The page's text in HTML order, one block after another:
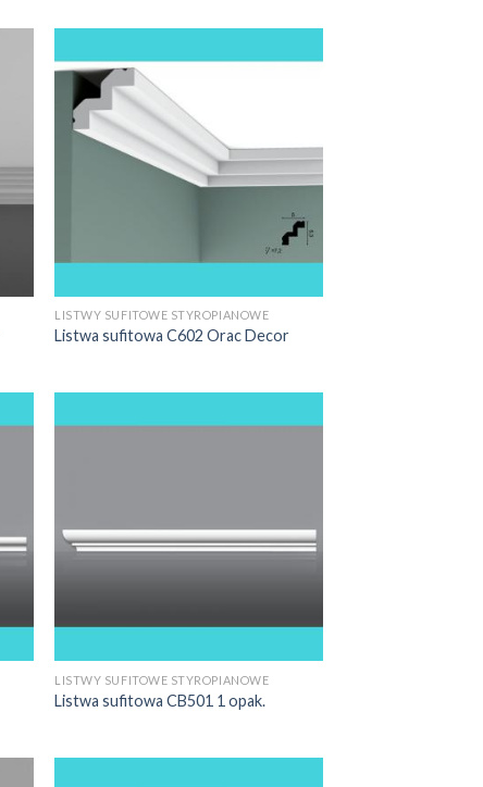
LISTWY SUFITOWE STYROPIANOWE
Listwa sufitowa C602 Orac Decor
LISTWY SUFITOWE STYROPIANOWE
Listwa sufitowa CB501 1 opak.